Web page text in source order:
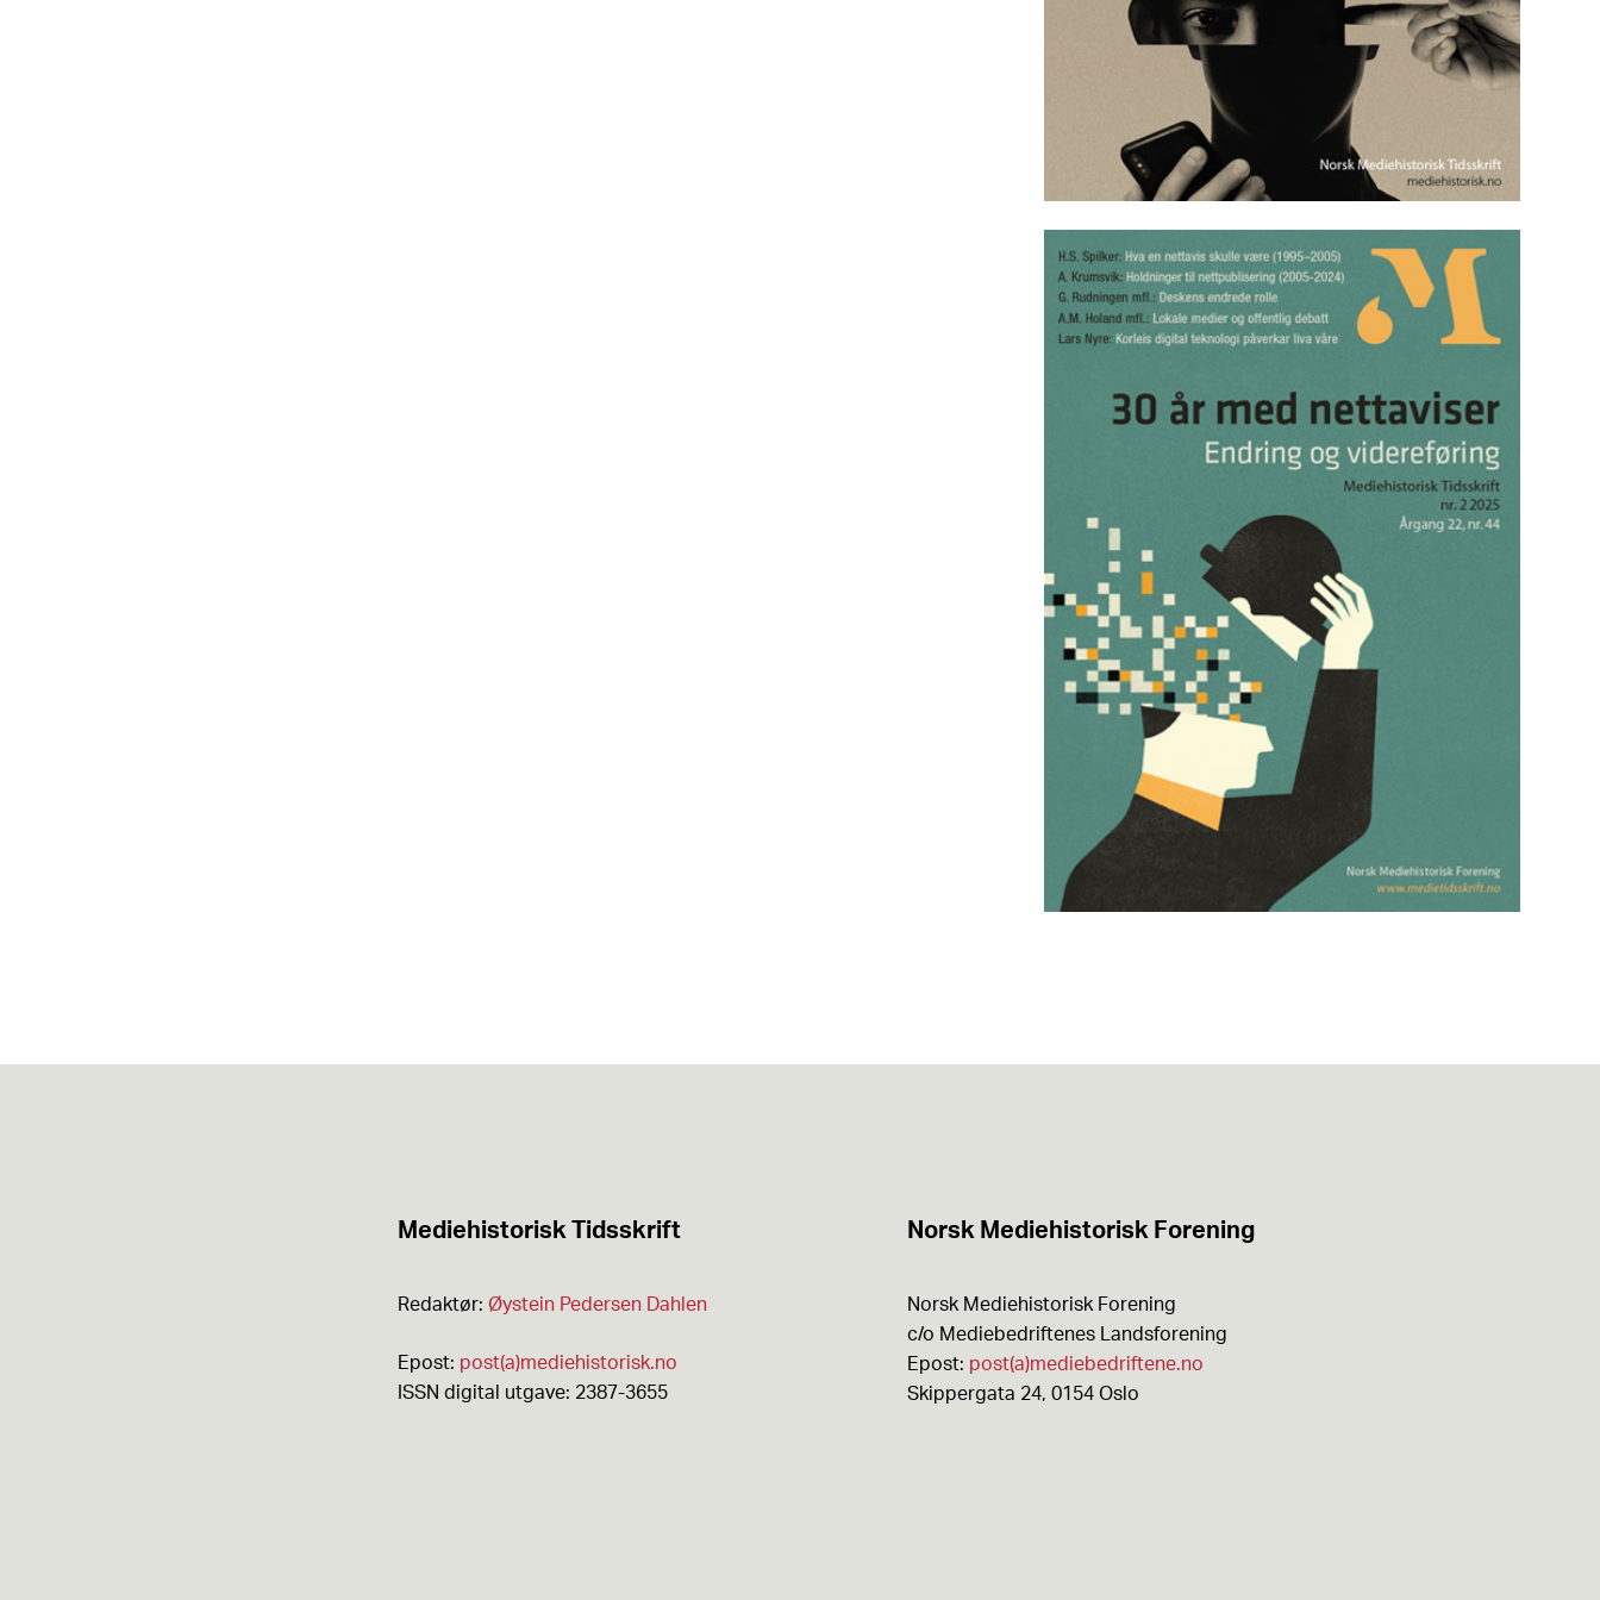
Mediehistorisk Tidsskrift nr. 1 2026
Les utgaven
Mediehistorisk Tidsskrift
Redaktør: Øystein Pedersen Dahlen
Epost: post(a)mediehistorisk.no
ISSN digital utgave: 2387-3655
Norsk Mediehistorisk Forening
Norsk Mediehistorisk Forening
c/o Mediebedriftenes Landsforening
Epost: post(a)mediebedriftene.no
Skippergata 24, 0154 Oslo